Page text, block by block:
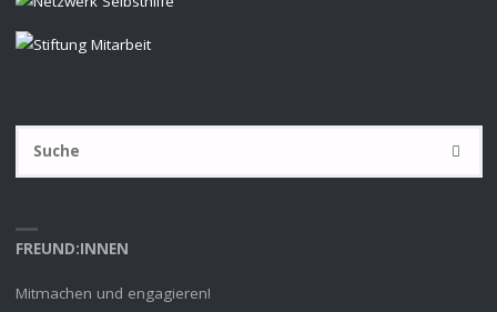
SUCHE
FREUND:INNEN
Mitmachen und engagieren!